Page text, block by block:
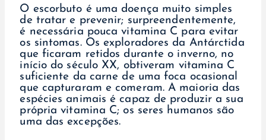
O escorbuto é uma doença muito simples
de tratar e prevenir; surpreendentemente,
é necessária pouca vitamina C para evitar
os sintomas. Os exploradores da Antárctida
que ficaram retidos durante o inverno, no
início do século XX, obtiveram vitamina C
suficiente da carne de uma foca ocasional
que capturaram e comeram. A maioria das
espécies animais é capaz de produzir a sua
própria vitamina C; os seres humanos são
uma das excepções.